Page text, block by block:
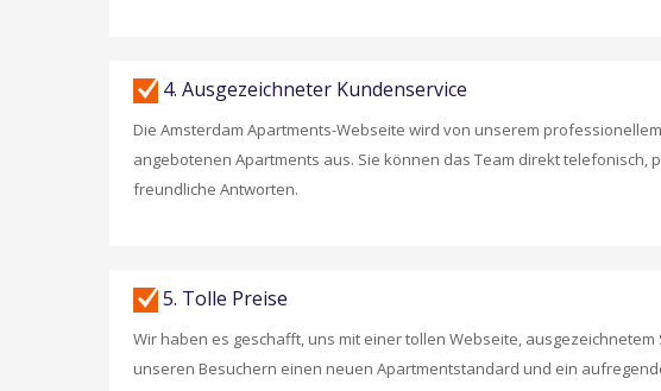
4. Ausgezeichneter Kundenservice
Die Amsterdam Apartments-Webseite wird von unserem
angebotenen Apartments aus. Sie können das Team direkt
freundliche Antworten.
5. Tolle Preise
Wir haben es geschafft, uns mit einer tollen Webseite,
unseren Besuchern einen neuen Apartmentstandard und ein